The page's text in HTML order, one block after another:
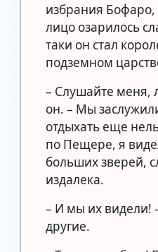
избрания
лицо озарилось
таки он стал
подземном
– Слушайте меня,
он. – Мы
отдыхать еще
по Пещере, я
больших зверей,
издалека.
– И мы их видели!
другие.